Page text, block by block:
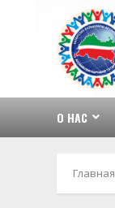
содержимому
О НАС
Главная